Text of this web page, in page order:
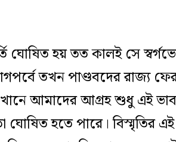
ঘোষিত হয় তত কালই সে
তখন পাণ্ডবদের রাজ্য
আমাদের আগ্রহ শুধু এই
ঘোষিত হতে পারে।